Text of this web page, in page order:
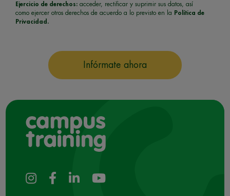
Ejercicio de derechos: acceder, rectificar y suprimir sus datos, así
como ejercer otros derechos de acuerdo a lo previsto en la Política de
Privacidad.
Infórmate ahora